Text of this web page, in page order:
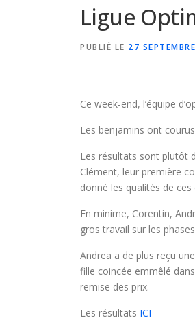
Ligue
PUBLIÉ LE 27
Ce week-end, l’équipe
Les benjamins ont
Les résultats sont plutôt
Clément, leur première
donné les qualités de
En minime, Corentin,
gros travail sur les
Andrea a de plus reçu
fille coincée emmêlé
remise des prix.
Les résultats ICI